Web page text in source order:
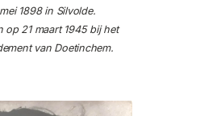
1898 in Silvolde.
op 21 maart 1945 bij het
van Doetinchem.